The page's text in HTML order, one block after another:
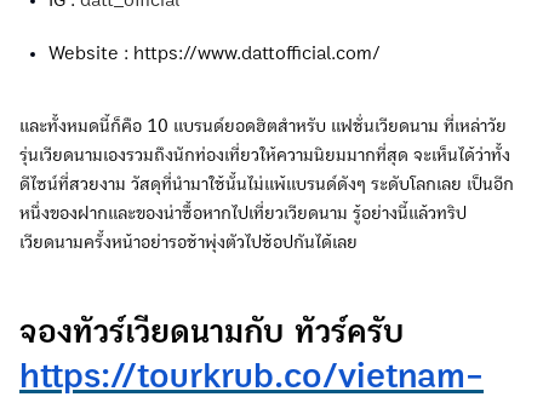
Website : https://www.dattofficial.com/
และทั้งหมดนี้ก็คือ 10 แบรนด์ยอดฮิตสำหรับ แฟชั่นเวียดนาม ที่เหล่าวัย
รุ่นเวียดนามเองรวมถึงนักท่องเที่ยวให้ความนิยมมากที่สุด จะเห็นได้ว่าทั้ง
ดีไซน์ที่สวยงาม วัสดุที่นำมาใช้นั้นไม่แพ้แบรนด์ดังๆ ระดับโลกเลย เป็นอีก
หนึ่งของฝากและของน่าซื้อหากไปเที่ยวเวียดนาม รู้อย่างนี้แล้วทริป
เวียดนามครั้งหน้าอย่ารอช้าพุ่งตัวไปช้อปกันได้เลย
จองทัวร์เวียดนามกับ ทัวร์ครับ
https://tourkrub.co/vietnam-